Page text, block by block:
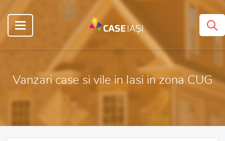
Vanzari case si vile in Iasi in zona CUG